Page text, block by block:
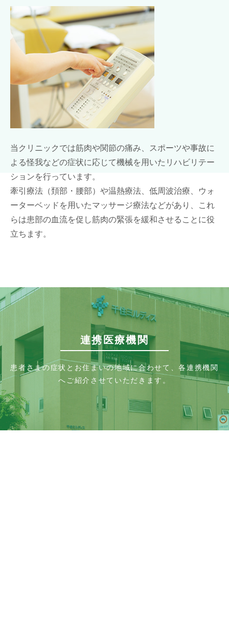
当クリニックでは筋肉や関節の痛み、スポーツや事故に
よる怪我などの症状に応じて機械を用いたリハビリテー
ションを行っています。
牽引療法（頚部・腰部）や温熱療法、低周波治療、ウォ
ーターベッドを用いたマッサージ療法などがあり、これ
らは患部の血流を促し筋肉の緊張を緩和させることに役
立ちます。
連携医療機関
患者さまの症状とお住まいの地域に合わせて、各連携機関
へご紹介させていただきます。